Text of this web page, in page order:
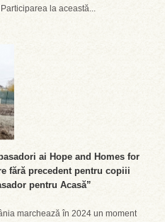
la această...
ai Hope and Homes for
fără precedent pentru copiii
pentru Acasă”
marchează în 2024 un moment